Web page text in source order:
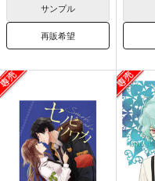
サンプル
再販希望